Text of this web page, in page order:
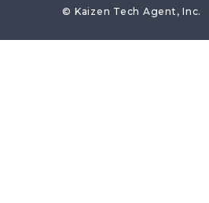
© Kaizen Tech Agent, Inc.